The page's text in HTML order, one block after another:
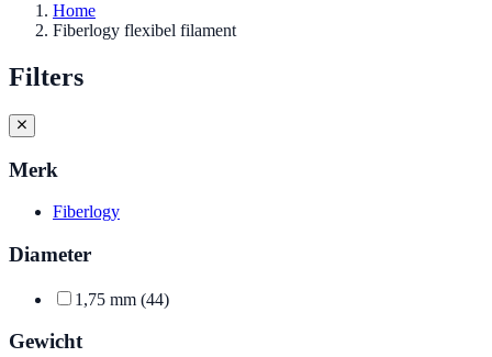
Home
Fiberlogy flexibel filament
Filters
Merk
Fiberlogy
Diameter
1,75 mm (44)
Gewicht